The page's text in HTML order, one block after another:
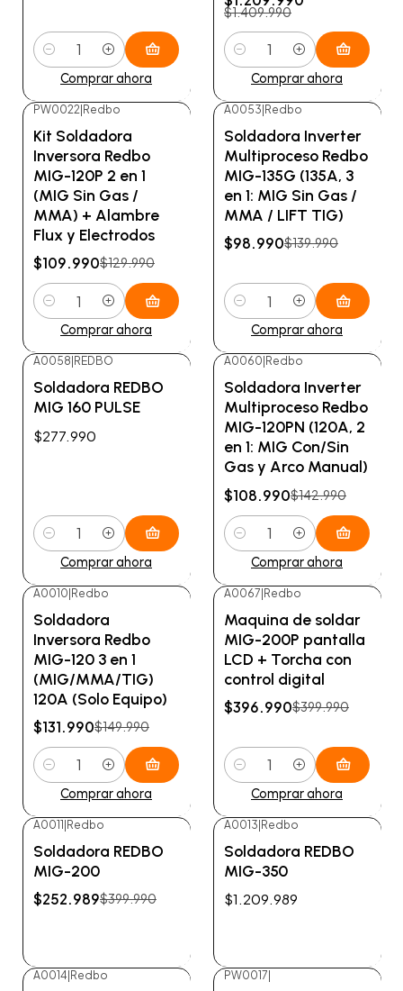
Cantidad
Comprar ahora
$1.409.990
Cantidad
Comprar ahora
PW0022 Redbo
Kit Soldadora
Inversora Redbo
MIG-120P 2 en 1
(MIG Sin Gas /
MMA) + Alambre
Flux y Electrodos
$109.990$129.990
Cantidad
Comprar ahora
A0053 Redbo
Soldadora Inverter
Multiproceso Redbo
MIG-135G (135A, 3
en 1: MIG Sin Gas /
MMA / LIFT TIG)
$98.990$139.990
Cantidad
Comprar ahora
A0058 REDBO
Soldadora REDBO
MIG 160 PULSE
$277.990
Cantidad
Comprar ahora
A0060 Redbo
Soldadora Inverter
Multiproceso Redbo
MIG-120PN (120A, 2
en 1: MIG Con/Sin
Gas y Arco Manual)
$108.990$142.990
Cantidad
Comprar ahora
A0010|Redbo
Soldadora
Inversora Redbo
MIG-120 3 en 1
(MIG/MMA/TIG)
120A (Solo Equipo)
$131.990$149.990
Cantidad
Comprar ahora
A0067|Redbo
Maquina de soldar
MIG-200P pantalla
LCD + Torcha con
control digital
$396.990$399.990
Cantidad
Comprar ahora
No disponible
A0011 Redbo
Soldadora REDBO
MIG-200
$252.989$399.990
A0013 Redbo
Soldadora REDBO
MIG-350
$1.209.989
A0014 Redbo PW0017